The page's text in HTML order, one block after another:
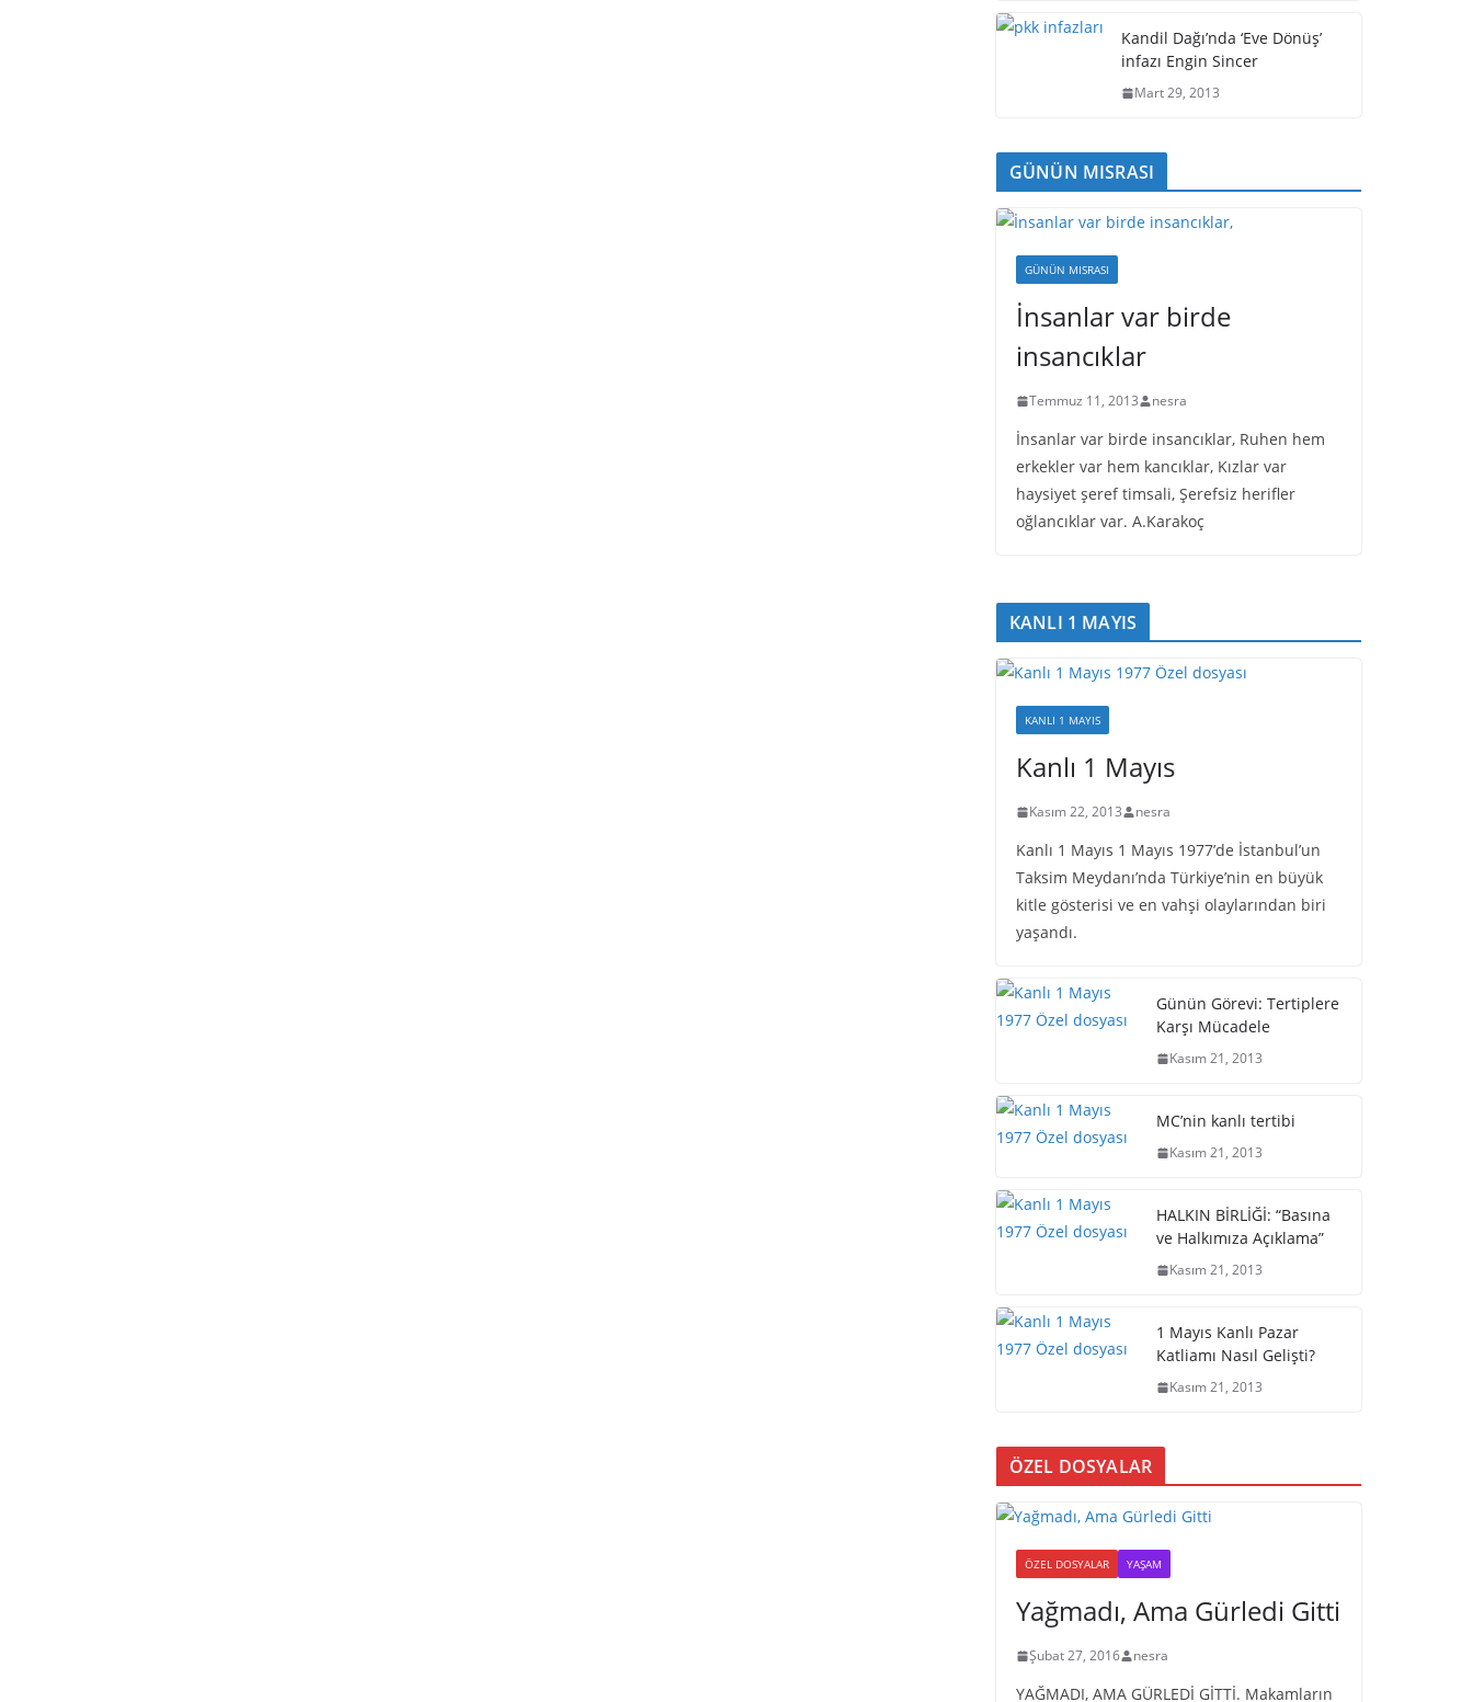
Kandil Dağı’nda ‘Eve Dönüş’
infazı Engin Sincer
Mart 29, 2013
GÜNÜN MISRASI
GÜNÜN MISRASI
İnsanlar var birde
insancıklar
Temmuz 11, 2013 nesra
İnsanlar var birde insancıklar, Ruhen hem
erkekler var hem kancıklar, Kızlar var
haysiyet şeref timsali, Şerefsiz herifler
oğlancıklar var. A.Karakoç
KANLI 1 MAYIS
KANLI 1 MAYIS
Kanlı 1 Mayıs
Kasım 22, 2013 nesra
Kanlı 1 Mayıs 1 Mayıs 1977’de İstanbul’un
Taksim Meydanı’nda Türkiye’nin en büyük
kitle gösterisi ve en vahşi olaylarından biri
yaşandı.
Günün Görevi: Tertiplere
Karşı Mücadele
Kasım 21, 2013
MC’nin kanlı tertibi
Kasım 21, 2013
HALKIN BİRLİĞİ: “Basına
ve Halkımıza Açıklama”
Kasım 21, 2013
1 Mayıs Kanlı Pazar
Katliamı Nasıl Gelişti?
Kasım 21, 2013
ÖZEL DOSYALAR
ÖZEL DOSYALAR YAŞAM
Yağmadı, Ama Gürledi Gitti
Şubat 27, 2016 nesra
YAĞMADI, AMA GÜRLEDİ GİTTİ. Makamların